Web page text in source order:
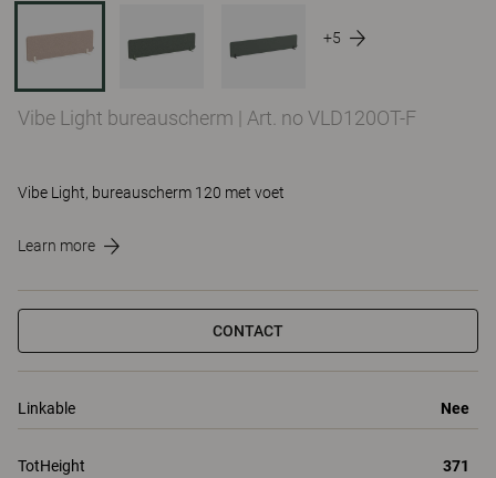
+5
Vibe Light bureauscherm | Art. no VLD120OT-F
Vibe Light, bureauscherm 120 met voet
Learn more
CONTACT
Linkable Nee
TotHeight 371